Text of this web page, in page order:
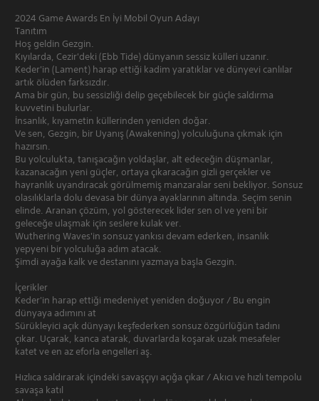
2024 Game Awards En İyi Mobil Oyun Adayı
Tanıtım
Hoş geldin Gezgin.
Kıyılarda, Cezir'deki (Ebb Tide) dünyanın sessiz külleri uzanır.
Keder'in (Lament) harap ettiği kadim yaratıklar ve dünyevi canlılar
artık ölüden farksızdır.
Ama bir gün, bu sessizliği delip geçebilecek bir güçle saldırma
kuvvetini bulurlar.
İnsanlık, kıyametin küllerinden yeniden doğar.
Ve sen, Gezgin, bir Uyanış (Awakening) yolculuğuna çıkmak için
hazırsın.
Bu yolculukta, tanışacağın yoldaşlar, alt edeceğin düşmanlar,
kazanacağın yeni güçler, ortaya çıkaracağın gizli gerçekler ve
hayranlık uyandıracak görülmemiş manzaralar seni bekliyor. Sonsuz
olasılıklarla dolu devasa bir dünya ayaklarının altında. Seçim senin
elinde. Aranan çözüm, yol gösterecek lider sen ol ve yeni bir
geleceğe ulaşmak için seslere kulak ver.
Wuthering Waves'in sonsuz yankısı devam ederken, insanlık
yepyeni bir yolculuğa adım atacak.
Şimdi ayağa kalk ve destanını yazmaya başla Gezgin.
İçerikler
Keder'in harap ettiği medeniyet yeniden doğuyor / Bu engin
dünyaya adımını at
Sürükleyici açık dünyayı keşfederken sonsuz özgürlüğün tadını
çıkar. Uçarak, kanca atarak, duvarlarda koşarak uzak mesafeler
katet ve en az eforla engelleri aş.
Hızlıca saldırarak içindeki savaşçıyı açığa çıkar / Akıcı ve hızlı tempolu
savaşa katıl